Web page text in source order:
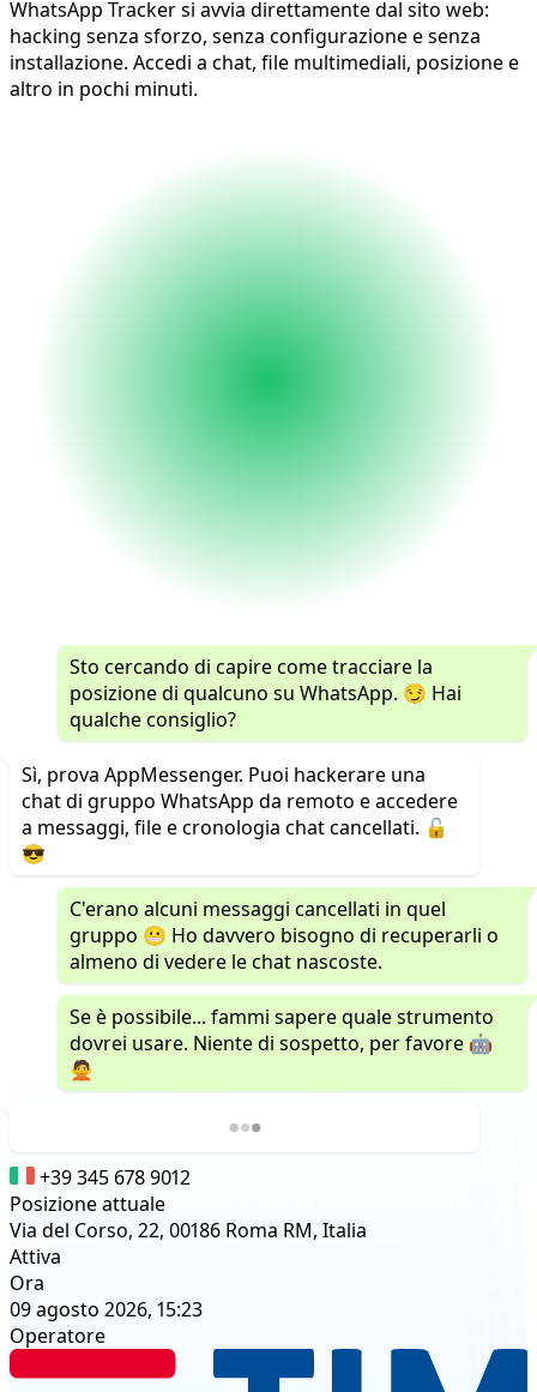
WhatsApp Tracker si avvia direttamente dal sito web:
hacking senza sforzo, senza configurazione e senza
installazione. Accedi a chat, file multimediali, posizione e
altro in pochi minuti.
Sto cercando di capire come tracciare la
posizione di qualcuno su WhatsApp. 😏 Hai
qualche consiglio?
Sì, prova AppMessenger. Puoi hackerare una
chat di gruppo WhatsApp da remoto e accedere
a messaggi, file e cronologia chat cancellati. 🔓
😎
C'erano alcuni messaggi cancellati in quel
gruppo 😬 Ho davvero bisogno di recuperarli o
almeno di vedere le chat nascoste.
Se è possibile... fammi sapere quale strumento
dovrei usare. Niente di sospetto, per favore 🤖
🙅
+39 345 678 9012
Posizione attuale
Via del Corso, 22, 00186 Roma RM, Italia
Attiva
Ora
09 agosto 2026, 15:23
Operatore